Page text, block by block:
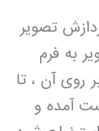
تصویر
به فرم
روی آن ، تا
آمده و